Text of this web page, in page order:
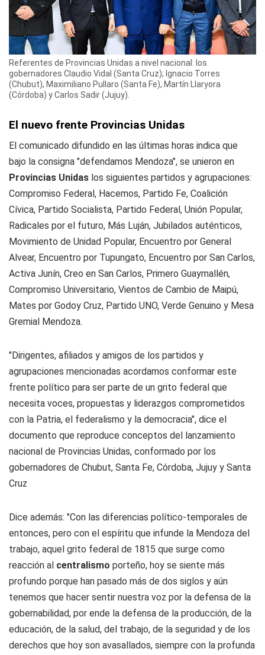
Referentes de Provincias Unidas a nivel nacional: los
gobernadores Claudio Vidal (Santa Cruz); Ignacio Torres
(Chubut), Maximiliano Pullaro (Santa Fe), Martín Llaryora
(Córdoba) y Carlos Sadir (Jujuy).
El nuevo frente Provincias Unidas
El comunicado difundido en las últimas horas indica que
bajo la consigna "defendamos Mendoza", se unieron en
Provincias Unidas los siguientes partidos y agrupaciones:
Compromiso Federal, Hacemos, Partido Fe, Coalición
Cívica, Partido Socialista, Partido Federal, Unión Popular,
Radicales por el futuro, Más Luján, Jubilados auténticos,
Movimiento de Unidad Popular, Encuentro por General
Alvear, Encuentro por Tupungato, Encuentro por San Carlos,
Activa Junín, Creo en San Carlos, Primero Guaymallén,
Compromiso Universitario, Vientos de Cambio de Maipú,
Mates por Godoy Cruz, Partido UNO, Verde Genuino y Mesa
Gremial Mendoza.
"Dirigentes, afiliados y amigos de los partidos y
agrupaciones mencionadas acordamos conformar este
frente político para ser parte de un grito federal que
necesita voces, propuestas y liderazgos comprometidos
con la Patria, el federalismo y la democracia", dice el
documento que reproduce conceptos del lanzamiento
nacional de Provincias Unidas, conformado por los
gobernadores de Chubut, Santa Fe, Córdoba, Jujuy y Santa
Cruz
Dice además: "Con las diferencias político-temporales de
entonces, pero con el espíritu que infunde la Mendoza del
trabajo, aquel grito federal de 1815 que surge como
reacción al centralismo porteño, hoy se siente más
profundo porque han pasado más de dos siglos y aún
tenemos que hacer sentir nuestra voz por la defensa de la
gobernabilidad, por ende la defensa de la producción, de la
educación, de la salud, del trabajo, de la seguridad y de los
derechos que hoy son avasallados, siempre con la profunda